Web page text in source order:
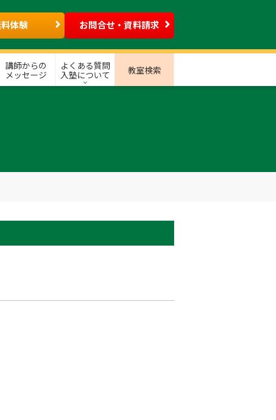
体験 お問合せ・資料請求
講師からの
メッセージ
よくある質問
入塾について
教室検索